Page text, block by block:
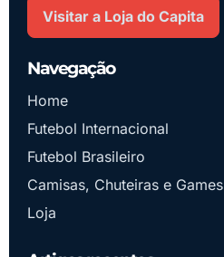
Visitar a Loja do Capita
Navegação
Home
Futebol Internacional
Futebol Brasileiro
Camisas, Chuteiras e Games
Loja